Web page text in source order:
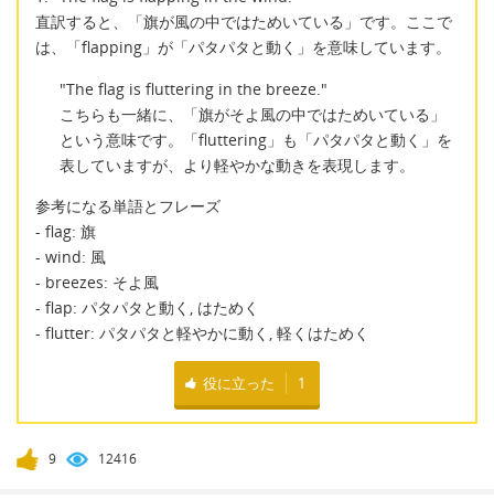
直訳すると、「旗が風の中ではためいている」です。ここで
は、「flapping」が「パタパタと動く」を意味しています。
"The flag is fluttering in the breeze."
こちらも一緒に、「旗がそよ風の中ではためいている」
という意味です。「fluttering」も「パタパタと動く」を
表していますが、より軽やかな動きを表現します。
参考になる単語とフレーズ
- flag: 旗
- wind: 風
- breezes: そよ風
- flap: パタパタと動く, はためく
- flutter: パタパタと軽やかに動く, 軽くはためく
役に立った 1
9 12416